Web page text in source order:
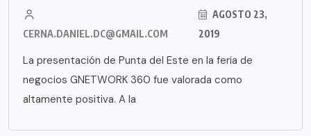
CERNA.DANIEL.DC@GMAIL.COM
AGOSTO 23,
2019
La presentación de Punta del Este en la feria de
negocios GNETWORK 360 fue valorada como
altamente positiva. A la